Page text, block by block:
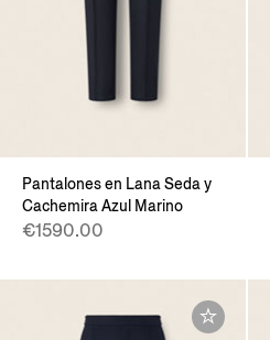
Pantalones en Lana Seda y
Cachemira Azul Marino
€1590.00